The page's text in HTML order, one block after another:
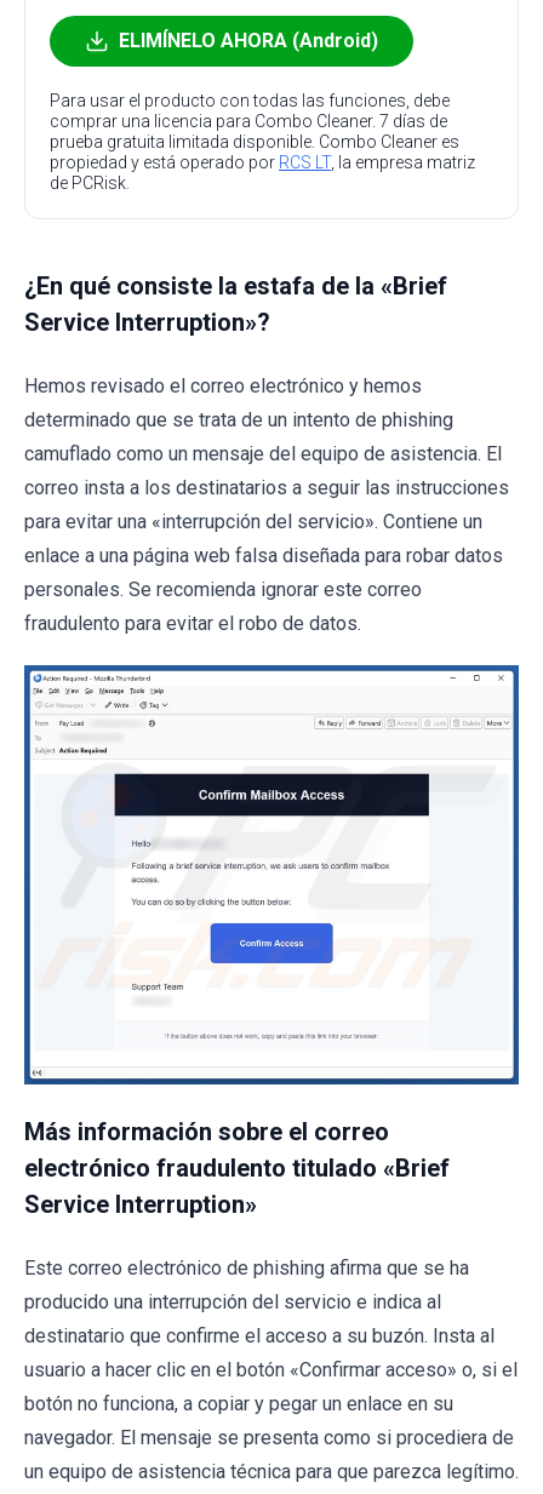
ELIMÍNELO AHORA (Android)
Para usar el producto con todas las funciones, debe
comprar una licencia para Combo Cleaner. 7 días de
prueba gratuita limitada disponible. Combo Cleaner es
propiedad y está operado por RCS LT, la empresa matriz
de PCRisk.
¿En qué consiste la estafa de la «Brief
Service Interruption»?
Hemos revisado el correo electrónico y hemos
determinado que se trata de un intento de phishing
camuflado como un mensaje del equipo de asistencia. El
correo insta a los destinatarios a seguir las instrucciones
para evitar una «interrupción del servicio». Contiene un
enlace a una página web falsa diseñada para robar datos
personales. Se recomienda ignorar este correo
fraudulento para evitar el robo de datos.
Más información sobre el correo
electrónico fraudulento titulado «Brief
Service Interruption»
Este correo electrónico de phishing afirma que se ha
producido una interrupción del servicio e indica al
destinatario que confirme el acceso a su buzón. Insta al
usuario a hacer clic en el botón «Confirmar acceso» o, si el
botón no funciona, a copiar y pegar un enlace en su
navegador. El mensaje se presenta como si procediera de
un equipo de asistencia técnica para que parezca legítimo.